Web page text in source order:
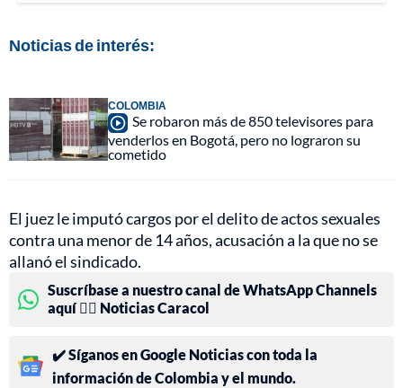
Noticias de interés:
COLOMBIA
Se robaron más de 850 televisores para
venderlos en Bogotá, pero no lograron su
cometido
El juez le imputó cargos por el delito de actos sexuales
contra una menor de 14 años, acusación a la que no se
allanó el sindicado.
Suscríbase a nuestro canal de WhatsApp Channels
aquí 👉🏻 Noticias Caracol
✔️ Síganos en Google Noticias con toda la
información de Colombia y el mundo.